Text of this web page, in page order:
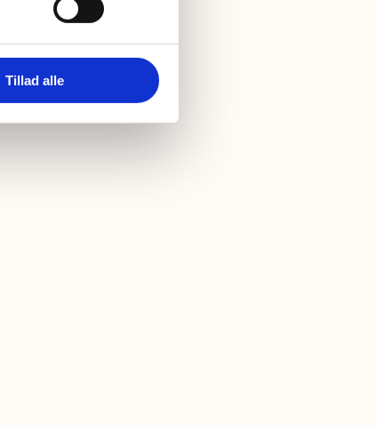
Tillad alle